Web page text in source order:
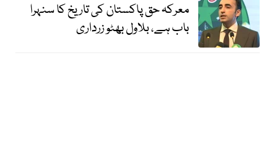
معرکہ حق پاکستان کی تاریخ کا سنہرا
باب ہے، بلاول بھٹو زرداری